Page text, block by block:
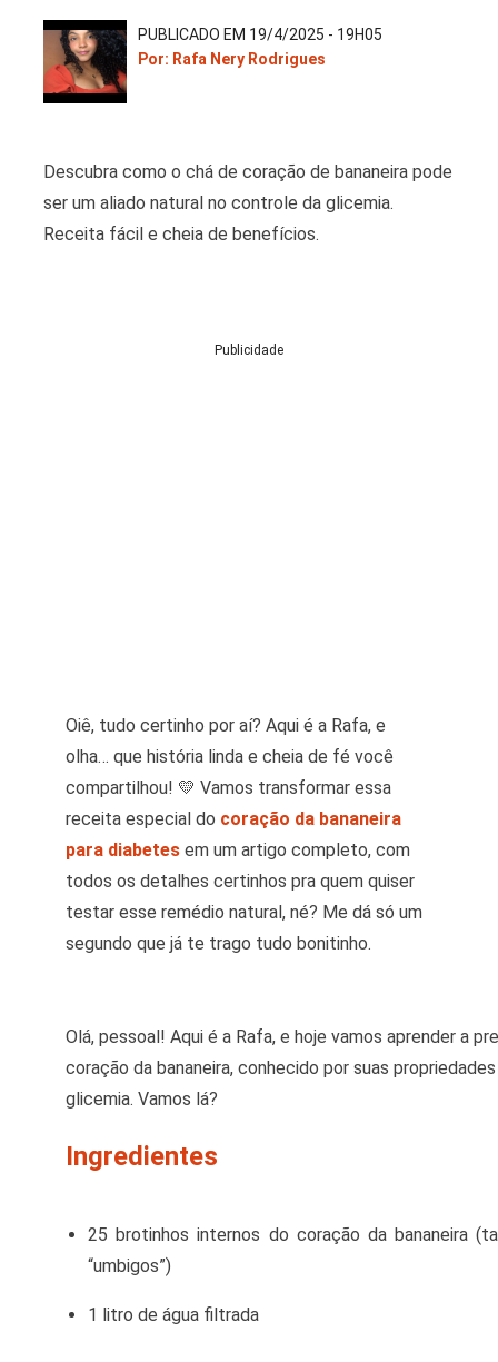
PUBLICADO EM 19/4/2025 - 19H05
Por: Rafa Nery Rodrigues
Descubra como o chá de coração de bananeira pode
ser um aliado natural no controle da glicemia.
Receita fácil e cheia de benefícios.​
Publicidade
Oiê, tudo certinho por aí? Aqui é a Rafa, e
olha… que história linda e cheia de fé você
compartilhou! 💛 Vamos transformar essa
receita especial do coração da bananeira
para diabetes em um artigo completo, com
todos os detalhes certinhos pra quem quiser
testar esse remédio natural, né? Me dá só um
segundo que já te trago tudo bonitinho.
Olá, pessoal! Aqui é a Rafa, e hoje vamos aprender a
coração da bananeira, conhecido por suas
glicemia. Vamos lá?
Ingredientes
25 brotinhos internos do coração da bananeira
“umbigos”)
1 litro de água filtrada